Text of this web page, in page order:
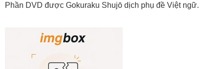
Phần DVD được Gokuraku Shujō dịch phụ đề Việt ngữ.